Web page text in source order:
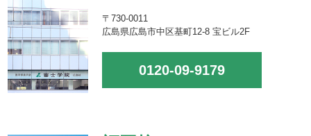
〒730-0011
広島県広島市中区基町12-8 宝ビル2F
0120-09-9179